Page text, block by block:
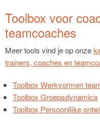
Toolbox voor
teamcoaches
Meer tools vind je op onze
trainers, coaches en
Toolbox Werkvormen
Toolbox Groepsdynamica
Toolbox Persoonlijke